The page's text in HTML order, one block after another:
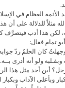
الأئمة العظام في
مثلاً للدلالة على أن
لكن هذا أدب فيتصرَّف
تمام فقال:
كان الحلمُ ردّ
ولو أنه أدرى بــه.
أين أجد مثل هذا
وبأعلى الآداب وبكبار